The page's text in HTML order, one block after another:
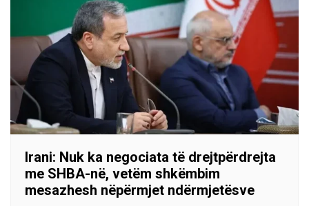
Irani: Nuk ka negociata të drejtpërdrejta
me SHBA-në, vetëm shkëmbim
mesazhesh nëpërmjet ndërmjetësve